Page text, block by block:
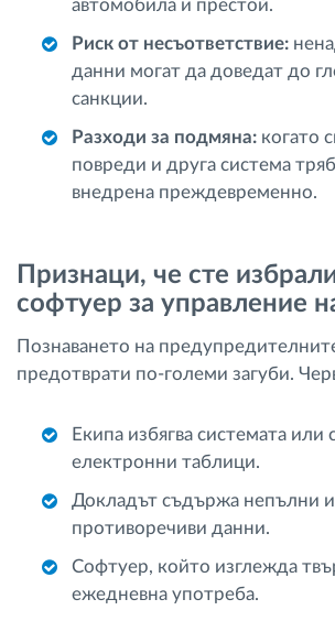
автомобила и престой.
Риск от несъответствие:
данни могат да доведат до
санкции.
Разходи за подмяна: когато
повреди и друга система
внедрена преждевременно.
Признаци, че сте
софтуер за управление
Познаването на
предотврати по-големи загуби.
Екипа избягва системата
електронни таблици.
Докладът съдържа непълни
противоречиви данни.
Софтуер, който изглежда
ежедневна употреба.